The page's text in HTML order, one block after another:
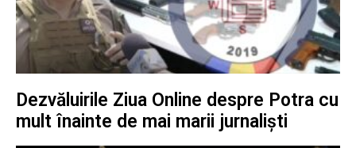
Dezvăluirile Ziua Online despre Potra cu
mult înainte de mai marii jurnaliști